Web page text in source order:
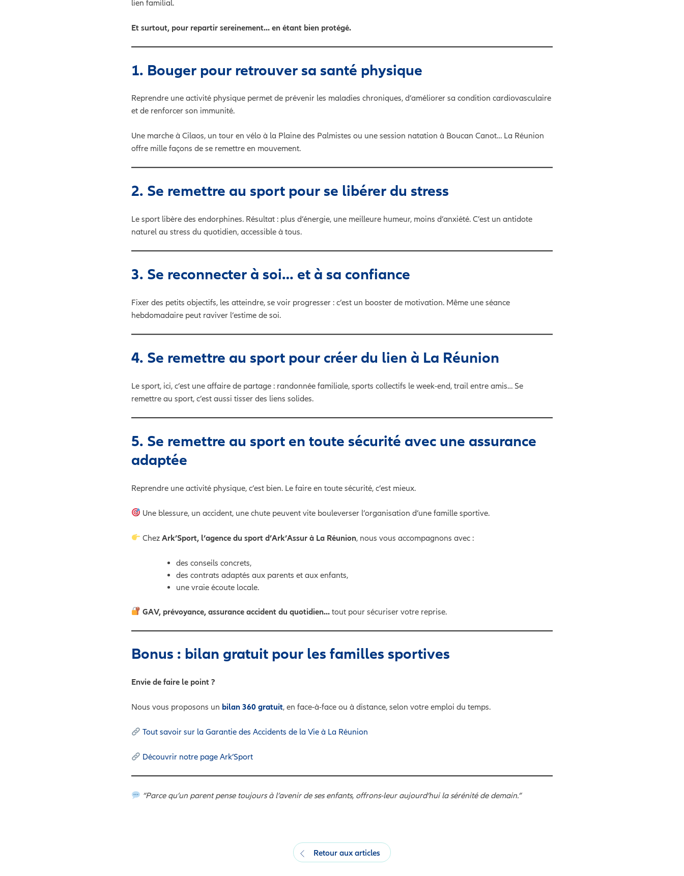
lien familial.
Et surtout, pour repartir sereinement… en étant bien protégé.
1. Bouger pour retrouver sa santé physique
Reprendre une activité physique permet de prévenir les maladies chroniques, d’améliorer sa condition cardiovasculaire
et de renforcer son immunité.
Une marche à Cilaos, un tour en vélo à la Plaine des Palmistes ou une session natation à Boucan Canot… La Réunion
offre mille façons de se remettre en mouvement.
2. Se remettre au sport pour se libérer du stress
Le sport libère des endorphines. Résultat : plus d’énergie, une meilleure humeur, moins d’anxiété. C’est un antidote
naturel au stress du quotidien, accessible à tous.
3. Se reconnecter à soi… et à sa confiance
Fixer des petits objectifs, les atteindre, se voir progresser : c’est un booster de motivation. Même une séance
hebdomadaire peut raviver l’estime de soi.
4. Se remettre au sport pour créer du lien à La Réunion
Le sport, ici, c’est une affaire de partage : randonnée familiale, sports collectifs le week-end, trail entre amis… Se
remettre au sport, c’est aussi tisser des liens solides.
5. Se remettre au sport en toute sécurité avec une assurance
adaptée
Reprendre une activité physique, c’est bien. Le faire en toute sécurité, c’est mieux.
Une blessure, un accident, une chute peuvent vite bouleverser l’organisation d’une famille sportive.
Chez Ark’Sport, l’agence du sport d’Ark’Assur à La Réunion , nous vous accompagnons avec :
des conseils concrets,
des contrats adaptés aux parents et aux enfants,
une vraie écoute locale.
GAV, prévoyance, assurance accident du quotidien… tout pour sécuriser votre reprise.
Bonus : bilan gratuit pour les familles sportives
Envie de faire le point ?
Nous vous proposons un bilan 360 gratuit, en face-à-face ou à distance, selon votre emploi du temps.
Tout savoir sur la Garantie des Accidents de la Vie à La Réunion
Découvrir notre page Ark’Sport
“Parce qu’un parent pense toujours à l’avenir de ses enfants, offrons-leur aujourd’hui la sérénité de demain.”
Retour aux articles